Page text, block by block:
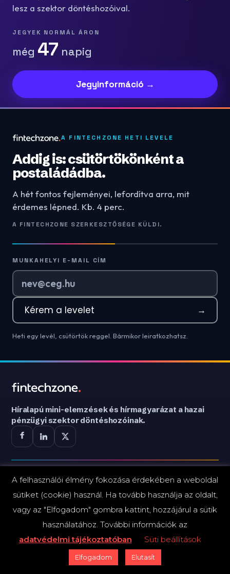
lesz a szektor döntéshozóival.
JEGYEK NORMÁL ÁRON
még 47 napig
Jegyinformáció →
A FINTECHZONE HETI LEVELE
Addig is: csütörtökönként a
postaládádba.
A hét fontos fejleményei, lefordítva arra, mit
érdemes lépned. Kb. 4 perc.
A FINTECHZONE SZERKESZTŐSÉGE KÜLDI.
MUNKAHELYI E-MAIL CÍM
Kérem a levelet →
Heti egy levél, csütörtök reggel. Bármikor leiratkozhatsz.
Híralapú mini-elemzések és hírmagyarázat a hazai
pénzügyi szektor döntéshozóinak.
ESEMÉNYEK
TechShow X.
Webinárok
A felhasználói élmény fokozása érdekében a weboldal
sütiket (cookie) használ. Ha tovább használja az oldalt,
vagy az "Elfogadom" gombra kattint, hozzájárul a sütik
használatához. További információk az
adatvédelmi tájékoztatóban
Süti beállítások
Elfogadom Elutasít